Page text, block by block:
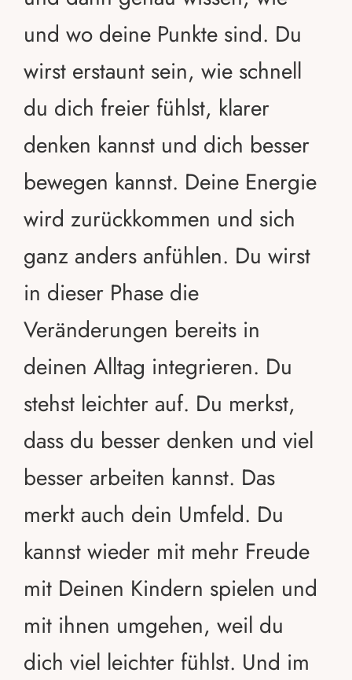
ABOUT MY LIFE IN FLOW
ANGEBOTE
BLOG
PODCASTS
und wo deine Punkte sind. Du
wirst erstaunt sein, wie schnell
du dich freier fühlst, klarer
denken kannst und dich besser
bewegen kannst. Deine Energie
wird zurückkommen und sich
ganz anders anfühlen. Du wirst
in dieser Phase die
Veränderungen bereits in
deinen Alltag integrieren. Du
stehst leichter auf. Du merkst,
dass du besser denken und viel
besser arbeiten kannst. Das
merkt auch dein Umfeld. Du
kannst wieder mit mehr Freude
mit Deinen Kindern spielen und
mit ihnen umgehen, weil du
dich viel leichter fühlst. Und im